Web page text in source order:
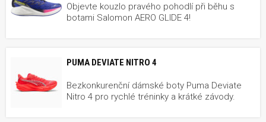
Objevte kouzlo pravého pohodlí při běhu s
botami Salomon AERO GLIDE 4!
PUMA DEVIATE NITRO 4
Bezkonkurenční dámské boty Puma Deviate
Nitro 4 pro rychlé tréninky a krátké závody.